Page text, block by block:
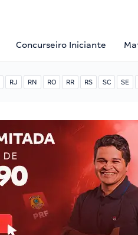
Concurseiro Iniciante
RJ RN RO RR RS SC SE